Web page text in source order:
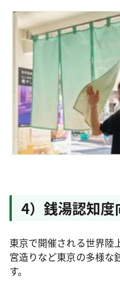
4）銭湯認知度
東京で開催される世界陸
宮造りなど東京の多様な
す。